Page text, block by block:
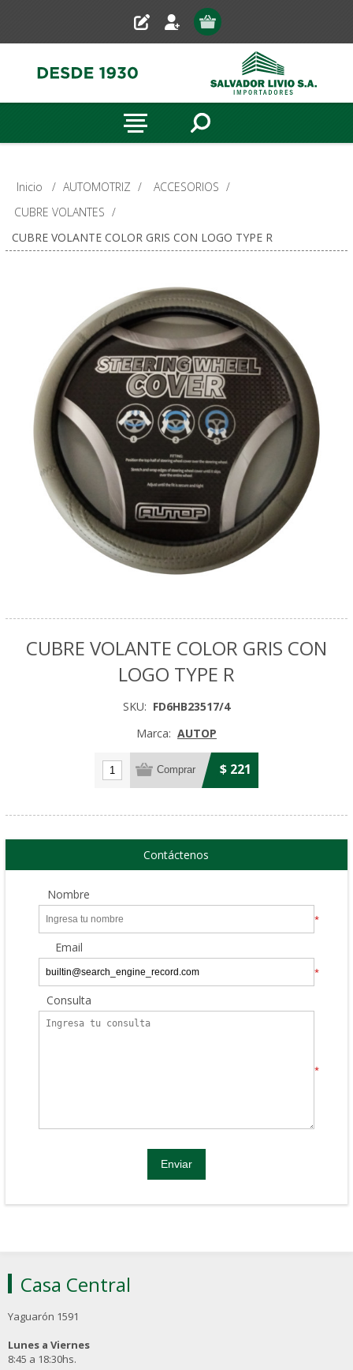
Inicio / AUTOMOTRIZ / ACCESORIOS /
CUBRE VOLANTES /
CUBRE VOLANTE COLOR GRIS CON LOGO TYPE R
CUBRE VOLANTE COLOR GRIS CON
LOGO TYPE R
SKU: FD6HB23517/4
Marca: AUTOP
$ 221
Contáctenos
Nombre
*
Email
*
Consulta
*
Casa Central
Yaguarón 1591
Lunes a Viernes
8:45 a 18:30hs.